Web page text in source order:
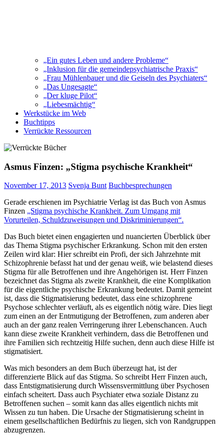
„Ein gutes Leben und andere Probleme“
„Inklusion für die gemeindepsychiatrische Praxis“
„Frau Mühlenbauer und die Geiseln des Psychiaters“
„Das Ungesagte“
„Der kluge Pilot“
„Liebesmächtig“
Werkstücke im Web
Buchtipps
Verrückte Ressourcen
Asmus Finzen: „Stigma psychische Krankheit“
November 17, 2013 Svenja Bunt Buchbesprechungen
Gerade erschienen im Psychiatrie Verlag ist das Buch von Asmus
Finzen „Stigma psychische Krankheit. Zum Umgang mit
Vorurteilen, Schuldzuweisungen und Diskriminierungen“.
Das Buch bietet einen engagierten und nuancierten Überblick über
das Thema Stigma psychischer Erkrankung. Schon mit den ersten
Zeilen wird klar: Hier schreibt ein Profi, der sich Jahrzehnte mit
Schizophrenie befasst hat und der genau weiß, wie belastend dieses
Stigma für alle Betroffenen und ihre Angehörigen ist. Herr Finzen
bezeichnet das Stigma als zweite Krankheit, die eine Komplikation
für die eigentliche psychische Erkrankung bedeutet. Damit gemeint
ist, dass die Stigmatisierung bedeutet, dass eine schizophrene
Psychose schlechter verläuft, als es eigentlich nötig wäre. Dies liegt
zum einen an der Entmutigung der Betroffenen, zum anderen aber
auch an der ganz realen Verringerung ihrer Lebenschancen. Auch
kann diese zweite Krankheit verhindern, dass die Betroffenen und
ihre Familien sich rechtzeitig Hilfe suchen, denn auch diese Hilfe ist
stigmatisiert.
Was mich besonders an dem Buch überzeugt hat, ist der
differenzierte Blick auf das Stigma. So schreibt Herr Finzen auch,
dass Entstigmatisierung durch Wissensvermittlung über Psychosen
einfach scheitert. Dass auch Psychiater etwa soziale Distanz zu
Betroffenen suchen – somit kann das alles eigentlich nichts mit
Wissen zu tun haben. Die Ursache der Stigmatisierung scheint in
einem gesellschaftlichen Bedürfnis zu liegen, sich von Randgruppen
abzugrenzen.